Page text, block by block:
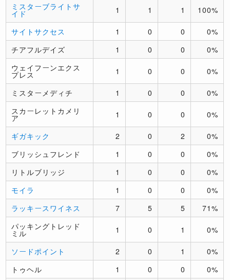
ミスターブライトサ
イド 1 1 1 100%
サイトサクセス 1 0 0
0%
チアフルデイズ
1 0 0
0%
ウェイフーンエクス
プレス 1 0 0 0%
ミスターメディチ 1 0 0
0%
スカーレットカメリ
ア 1 0 0 0%
ギガキック 2 0 2
0%
ブリッシュフレンド
1 0 0
0%
リトルブリッジ
1 0 0
0%
モイラ
1 0 0
0%
ラッキースワイネス
7 5 5
71%
パッキングトレッド
ミル 1 0 1 0%
ソードポイント 2 0 1
0%
トゥヘル
1 0 0
0%